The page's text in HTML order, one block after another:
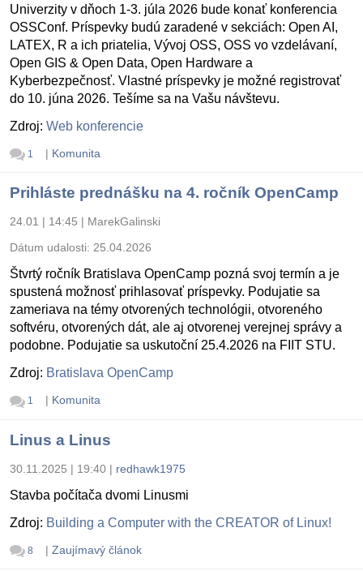
Univerzity v dňoch 1-3. júla 2026 bude konať konferencia
OSSConf. Príspevky budú zaradené v sekciách: Open AI,
LATEX, R a ich priatelia, Vývoj OSS, OSS vo vzdelávaní,
Open GIS & Open Data, Open Hardware a
Kyberbezpečnosť. Vlastné príspevky je možné registrovať
do 10. júna 2026. Tešíme sa na Vašu návštevu.
Zdroj: Web konferencie
1 | Komunita
Prihláste prednášku na 4. ročník OpenCamp
24.01 | 14:45 | MarekGalinski
Dátum udalosti: 25.04.2026
Štvrtý ročník Bratislava OpenCamp pozná svoj termín a je
spustená možnosť prihlasovať príspevky. Podujatie sa
zameriava na témy otvorených technológii, otvoreného
softvéru, otvorených dát, ale aj otvorenej verejnej správy a
podobne. Podujatie sa uskutoční 25.4.2026 na FIIT STU.
Zdroj: Bratislava OpenCamp
1 | Komunita
Linus a Linus
30.11.2025 | 19:40 | redhawk1975
Stavba počítača dvomi Linusmi
Zdroj: Building a Computer with the CREATOR of Linux!
8 | Zaujímavý článok